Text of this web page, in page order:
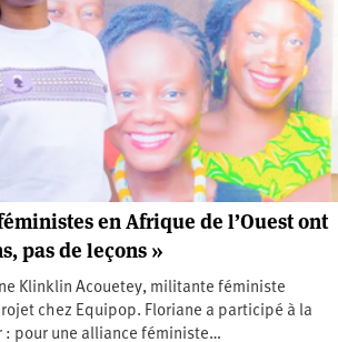
en Afrique de l’Ouest ont
pas de leçons »
Klinklin Acouetey, militante féministe
chez Equipop. Floriane a participé à la
: pour une alliance féministe…